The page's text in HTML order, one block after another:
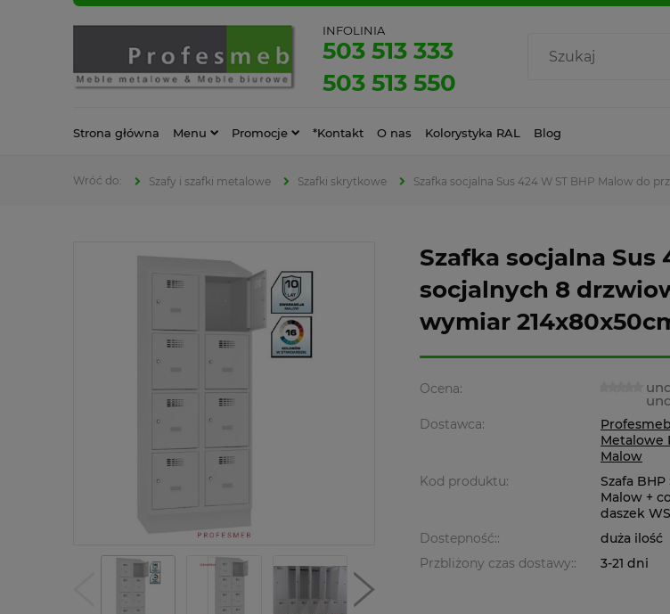
INFOLINIA
503 513 333
503 513 550
Strona główna Menu Promocje *Kontakt O nas Kolorystyka RAL Blog
Szafy i szafki metalowe Szafki skrytkowe Szafka socjalna Sus 424 W ST BHP Malow do
Szafka socjalna Sus
socjalnych 8
wymiar
Ocena:
Dostawca:
Metalowe
Malow
Kod produktu:
Szafa BHP
Malow +
daszek
Dostepność::
duża ilość
Przbliżony czas dostawy::
3-21 dni